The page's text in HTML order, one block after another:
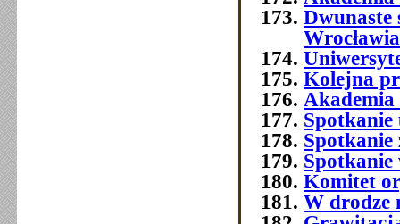
Dwunaste
Wrocławia
Kolejna
Akademia
Spotkanie
Spotkanie
Spotkanie
Komitet
W drodze